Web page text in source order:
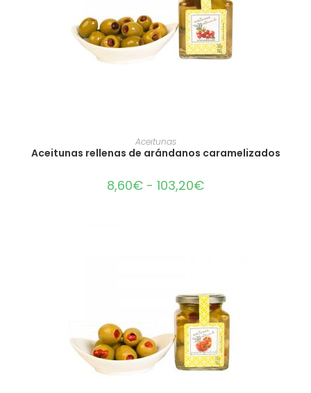
SELECCIONAR OPCIONES
Aceitunas
Aceitunas rellenas de arándanos caramelizados
8,60€ - 103,20€